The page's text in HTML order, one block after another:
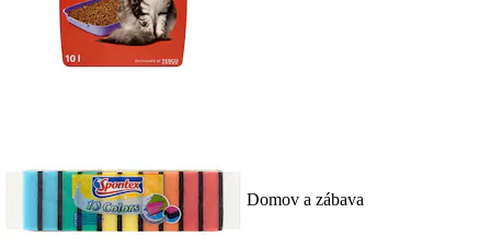
Domov a zábava